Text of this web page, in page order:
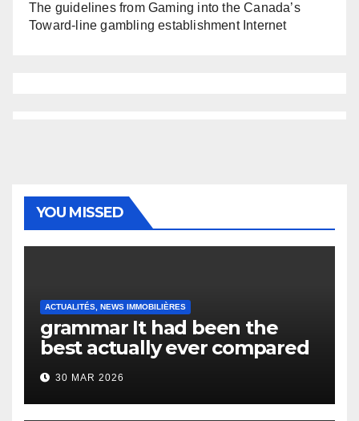
The guidelines from Gaming into the Canada’s
Toward-line gambling establishment Internet
YOU MISSED
ACTUALITÉS, NEWS IMMOBILIÈRES
grammar It had been the
best actually ever compared
to it’s the top actually?
English Vocabulary Learners
Heap Change
30 MAR 2026